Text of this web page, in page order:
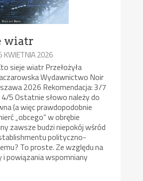
wiatr
KWIETNIA 2026
sieje wiatr Przełożyła
Wydawnictwo Noir
2026 Rekomendacja: 3/7
4/5 Ostatnie słowo należy do
(a więc prawdopodobnie
„obcego” w obrębie
zawsze budzi niepokój wśród
polityczno-
To proste. Ze względu na
powiązania wspomniany